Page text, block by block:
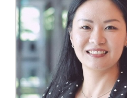
ติดต่อ
คณะ
English